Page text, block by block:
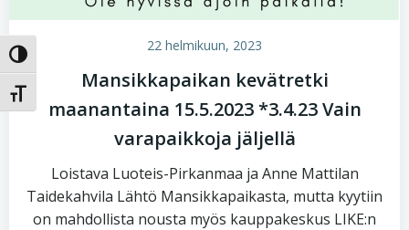
Toggle High Contrast
Toggle Font size
22 helmikuun, 2023
Mansikkapaikan kevätretki
maanantaina 15.5.2023 *3.4.23 Vain
varapaikkoja jäljellä
Loistava Luoteis-Pirkanmaa ja Anne Mattilan
Taidekahvila Lähtö Mansikkapaikasta, mutta kyytiin
on mahdollista nousta myös kauppakeskus LIKE:n